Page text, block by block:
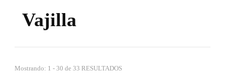
Vajilla
Mostrando: 1 - 30 de 33 RESULTADOS